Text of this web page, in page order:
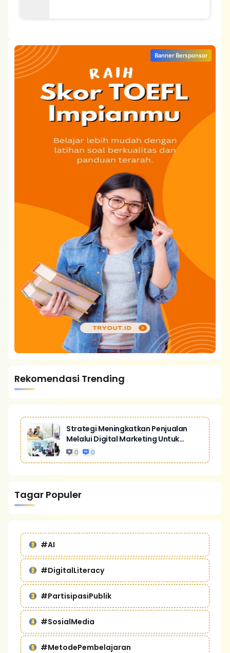
Banner Bersponsor
Rekomendasi Trending
Strategi Meningkatkan Penjualan
Melalui Digital Marketing Untuk
Bisnis Yang Lebih Kompetitif
0 0
Tagar Populer
#AI
#DigitalLiteracy
#PartisipasiPublik
#SosialMedia
#MetodePembelajaran